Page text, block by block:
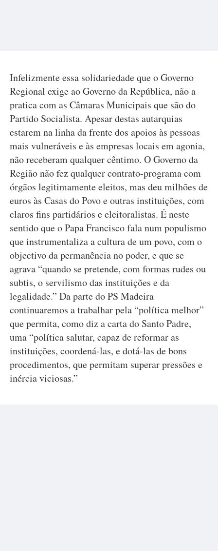
Infelizmente essa solidariedade que o Governo
Regional exige ao Governo da República, não a
pratica com as Câmaras Municipais que são do
Partido Socialista. Apesar destas autarquias
estarem na linha da frente dos apoios às pessoas
mais vulneráveis e às empresas locais em agonia,
não receberam qualquer cêntimo. O Governo da
Região não fez qualquer contrato-programa com
órgãos legitimamente eleitos, mas deu milhões de
euros às Casas do Povo e outras instituições, com
claros fins partidários e eleitoralistas. É neste
sentido que o Papa Francisco fala num populismo
que instrumentaliza a cultura de um povo, com o
objectivo da permanência no poder, e que se
agrava “quando se pretende, com formas rudes ou
subtis, o servilismo das instituições e da
legalidade.” Da parte do PS Madeira
continuaremos a trabalhar pela “política melhor”
que permita, como diz a carta do Santo Padre,
uma “política salutar, capaz de reformar as
instituições, coordená-las, e dotá-las de bons
procedimentos, que permitam superar pressões e
inércia viciosas.”